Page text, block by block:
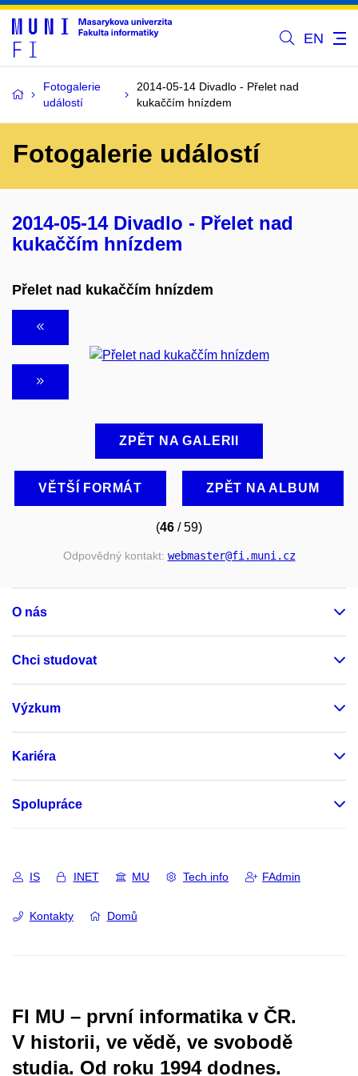
EN
Fotogalerie
událostí
2014-05-14 Divadlo - Přelet nad
kukaččím hnízdem
Fotogalerie událostí
2014-05-14 Divadlo - Přelet nad
kukaččím hnízdem
Přelet nad kukaččím hnízdem
ZPĚT NA GALERII
VĚTŠÍ FORMÁT ZPĚT NA ALBUM
(46 / 59)
Odpovědný kontakt: webmaster@fi.muni.cz
O nás
Chci studovat
Výzkum
Kariéra
Spolupráce
IS INET MU Tech info FAdmin
Kontakty Domů
FI MU – první informatika v ČR.
V historii, ve vědě, ve svobodě
studia. Od roku 1994 dodnes.